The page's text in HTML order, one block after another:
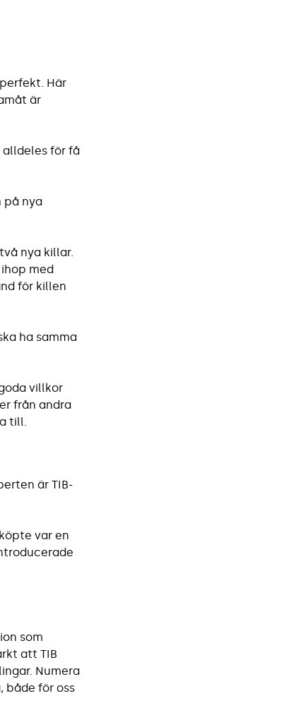
Här
är
för få
på nya
nya killar.
med
för killen
ha samma
villkor
från andra
till.
är TIB-
var en
som
att TIB
Numera
både för oss